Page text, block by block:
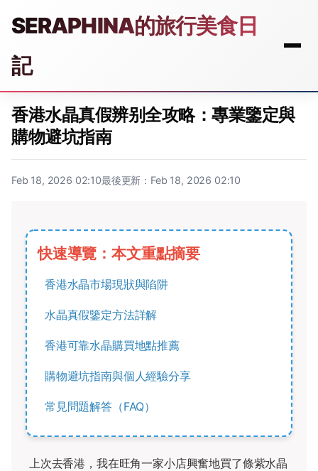
SERAPHINA的旅行美食日
記
香港水晶真假辨别全攻略：專業鑒定與
購物避坑指南
Feb 18, 2026 02:10最後更新：Feb 18, 2026 02:10
快速導覽：本文重點摘要
香港水晶市場現狀與陷阱
水晶真假鑒定方法詳解
香港可靠水晶購買地點推薦
購物避坑指南與個人經驗分享
常見問題解答（FAQ）
上次去香港，我在旺角一家小店興奮地買了條紫水晶